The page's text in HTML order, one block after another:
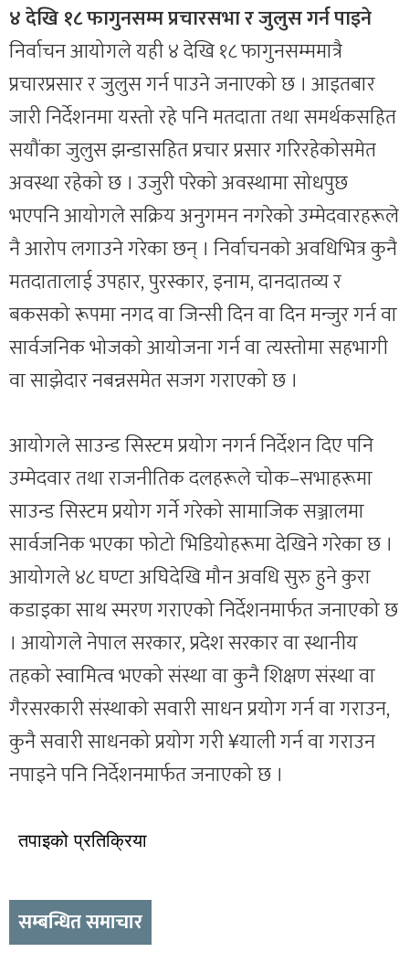
४ देखि १८ फागुनसम्म प्रचारसभा र जुलुस गर्न पाइने
निर्वाचन आयोगले यही ४ देखि १८ फागुनसम्ममात्रै
प्रचारप्रसार र जुलुस गर्न पाउने जनाएको छ । आइतबार
जारी निर्देशनमा यस्तो रहे पनि मतदाता तथा समर्थकसहित
सयौंका जुलुस झन्डासहित प्रचार प्रसार गरिरहेकोसमेत
अवस्था रहेको छ । उजुरी परेको अवस्थामा सोधपुछ
भएपनि आयोगले सक्रिय अनुगमन नगरेको उम्मेदवारहरूले
नै आरोप लगाउने गरेका छन् । निर्वाचनको अवधिभित्र कुनै
मतदातालाई उपहार, पुरस्कार, इनाम, दानदातव्य र
बकसको रूपमा नगद वा जिन्सी दिन वा दिन मन्जुर गर्न वा
सार्वजनिक भोजको आयोजना गर्न वा त्यस्तोमा सहभागी
वा साझेदार नबन्नसमेत सजग गराएको छ ।
आयोगले साउन्ड सिस्टम प्रयोग नगर्न निर्देशन दिए पनि
उम्मेदवार तथा राजनीतिक दलहरूले चोक–सभाहरूमा
साउन्ड सिस्टम प्रयोग गर्ने गरेको सामाजिक सञ्जालमा
सार्वजनिक भएका फोटो भिडियोहरूमा देखिने गरेका छ ।
आयोगले ४८ घण्टा अघिदेखि मौन अवधि सुरु हुने कुरा
कडाइका साथ स्मरण गराएको निर्देशनमार्फत जनाएको छ
। आयोगले नेपाल सरकार, प्रदेश सरकार वा स्थानीय
तहको स्वामित्व भएको संस्था वा कुनै शिक्षण संस्था वा
गैरसरकारी संस्थाको सवारी साधन प्रयोग गर्न वा गराउन,
कुनै सवारी साधनको प्रयोग गरी ¥याली गर्न वा गराउन
नपाइने पनि निर्देशनमार्फत जनाएको छ ।
तपाइको प्रतिक्रिया
सम्बन्धित समाचार